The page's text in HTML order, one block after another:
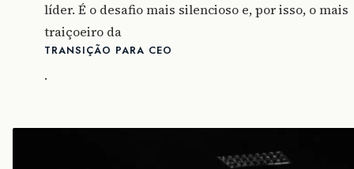
líder. É o desafio mais silencioso e, por isso, o mais
traiçoeiro da
TRANSIÇÃO PARA CEO
.